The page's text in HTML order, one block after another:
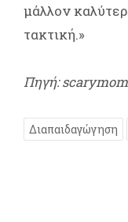
μάλλον
τακτική.»
Πηγή:
Διαπαιδαγώγηση